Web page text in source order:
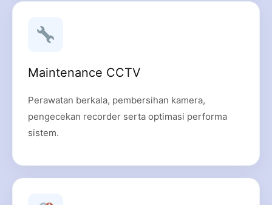
Maintenance CCTV
Perawatan berkala, pembersihan kamera,
pengecekan recorder serta optimasi performa
sistem.